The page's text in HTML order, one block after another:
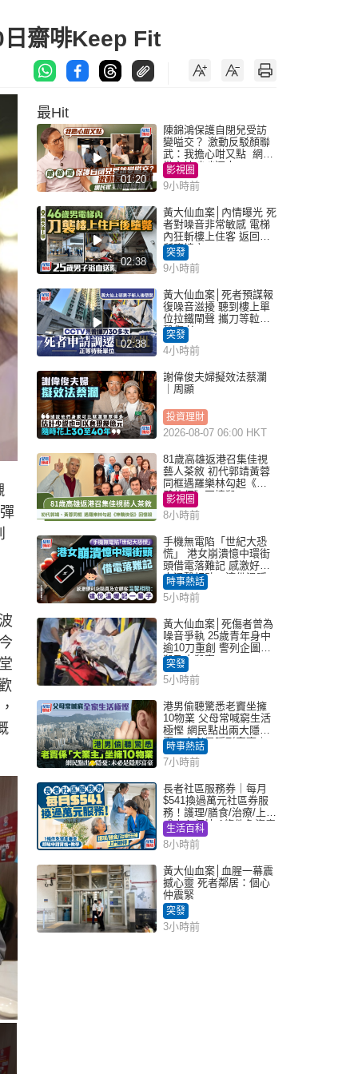
日齋啡Keep Fit
最Hit
01:20
陳錦鴻保護自閉兒受訪
變嗌交？ 激動反駁顏聯
武：我擔心咁又點 網民
批主持咄咄逼人
影視圈
9小時前
02:38
黃大仙血案│內情曝光 死
者對噪音非常敏感 電梯
內狂斬樓上住客 返回住
所墮樓亡
突發
9小時前
02:38
黃大仙血案│死者預謀報
復噪音滋擾 聽到樓上單
位拉鐵閘聲 攜刀等𨋢伏
擊傷者
突發
4小時前
謝偉俊夫婦擬效法蔡瀾
｜周顯
投資理財
2026-08-07 06:00 HKT
81歲高雄返港召集佳視
藝人茶敘 初代郭靖黃蓉
同框遇羅樂林勾起《神
鵰俠侶》回憶殺
影視圈
8小時前
手機無電陷「世紀大恐
慌」 港女崩潰憶中環街
頭借電落難記 感激好心
人溫馨相助：這份溫暖
記一輩子｜Juicy叮
時事熱話
5小時前
黃大仙血案│死傷者曾為
噪音爭執 25歲青年身中
逾10刀重創 警列企圖謀
殺及自殺案
突發
5小時前
港男偷聽驚悉老竇坐擁
10物業 父母常喊窮生活
極慳 網民點出兩大隱
憂：未必是隱形富豪｜
Juicy叮
時事熱話
7小時前
長者社區服務券｜每月
$541換過萬元社區券服
務！護理/膳食/治療/上門
或中心任揀 1條件免資產
審查（附申請資格及教
學）
生活百科
8小時前
黃大仙血案│血腥一幕震
撼心靈 死者鄰居：個心
仲震緊
突發
3小時前